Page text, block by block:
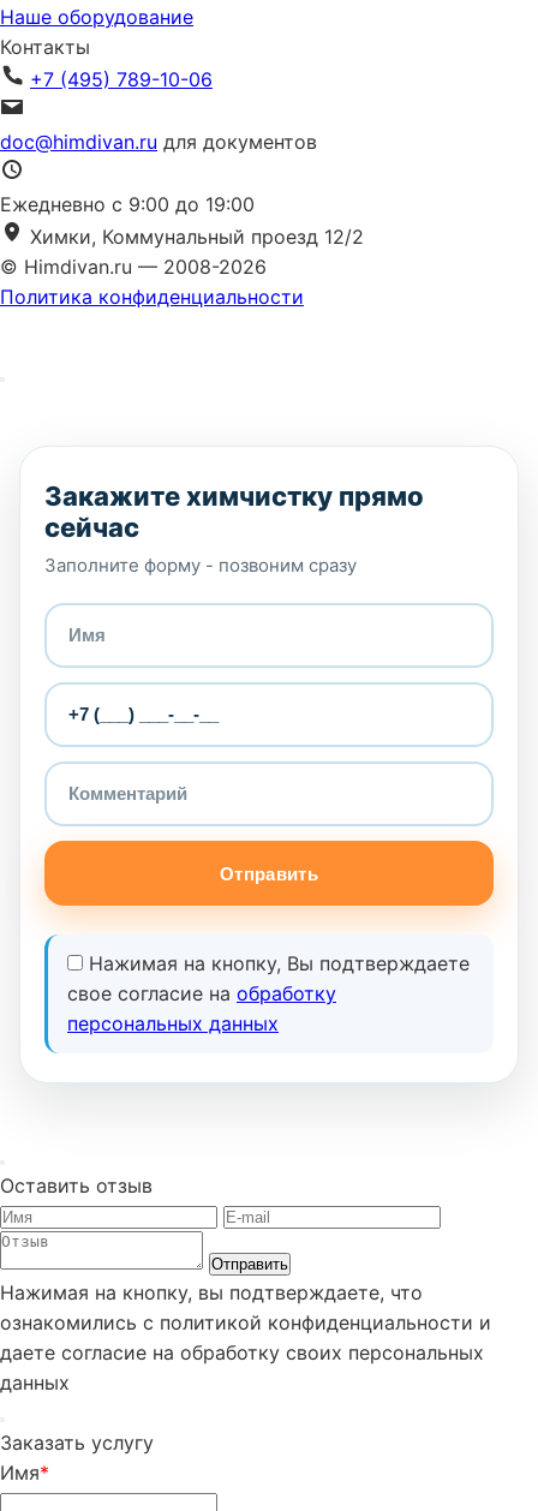
Наше оборудование
Контакты
+7 (495) 789-10-06
doc@himdivan.ru для документов
Ежедневно с 9:00 до 19:00
Химки, Коммунальный проезд 12/2
© Himdivan.ru — 2008-2026
Политика конфиденциальности
Закажите химчистку прямо
сейчас
Заполните форму - позвоним сразу
Отправить
Нажимая на кнопку, Вы подтверждаете
свое согласие на обработку
персональных данных
Оставить отзыв
Отправить
Нажимая на кнопку, вы подтверждаете, что
ознакомились с политикой конфиденциальности и
даете согласие на обработку своих персональных
данных
Заказать услугу
Имя*